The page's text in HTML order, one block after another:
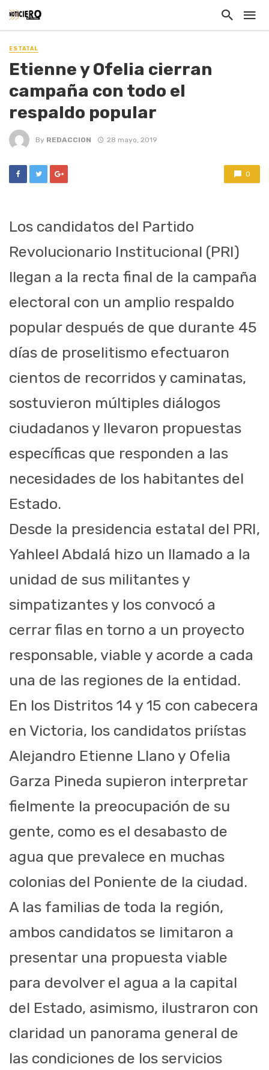
ESTATAL
Etienne y Ofelia cierran
campaña con todo el
respaldo popular
By REDACCION 28 mayo, 2019
0
Los candidatos del Partido
Revolucionario Institucional (PRI)
llegan a la recta final de la campaña
electoral con un amplio respaldo
popular después de que durante 45
días de proselitismo efectuaron
cientos de recorridos y caminatas,
sostuvieron múltiples diálogos
ciudadanos y llevaron propuestas
específicas que responden a las
necesidades de los habitantes del
Estado.
Desde la presidencia estatal del PRI,
Yahleel Abdalá hizo un llamado a la
unidad de sus militantes y
simpatizantes y los convocó a
cerrar filas en torno a un proyecto
responsable, viable y acorde a cada
una de las regiones de la entidad.
En los Distritos 14 y 15 con cabecera
en Victoria, los candidatos priístas
Alejandro Etienne Llano y Ofelia
Garza Pineda supieron interpretar
fielmente la preocupación de su
gente, como es el desabasto de
agua que prevalece en muchas
colonias del Poniente de la ciudad.
A las familias de toda la región,
ambos candidatos se limitaron a
presentar una propuesta viable
para devolver el agua a la capital
del Estado, asimismo, ilustraron con
claridad un panorama general de
las condiciones de los servicios